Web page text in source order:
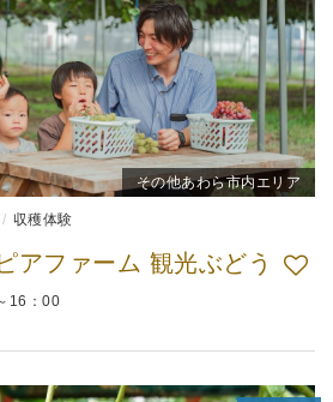
その他あわら市内エリア
収穫体験
アファーム 観光ぶどう
16：00